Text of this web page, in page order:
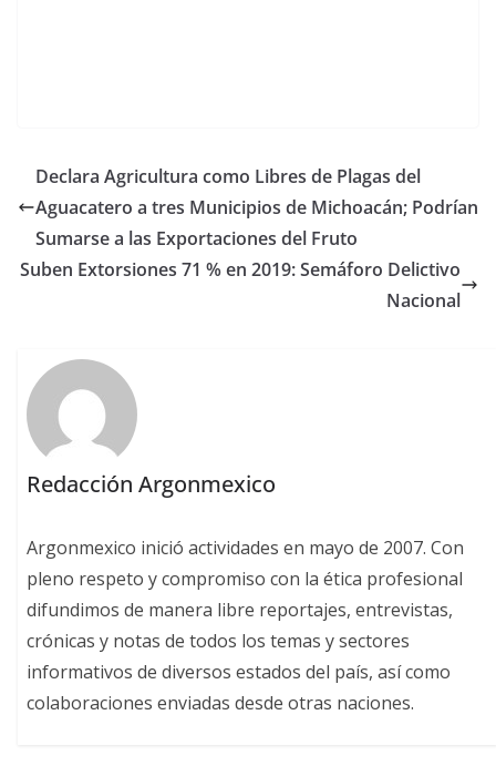
Declara Agricultura como Libres de Plagas del
Aguacatero a tres Municipios de Michoacán; Podrían
Sumarse a las Exportaciones del Fruto
Suben Extorsiones 71 % en 2019: Semáforo Delictivo
Nacional
Redacción Argonmexico
Argonmexico inició actividades en mayo de 2007. Con
pleno respeto y compromiso con la ética profesional
difundimos de manera libre reportajes, entrevistas,
crónicas y notas de todos los temas y sectores
informativos de diversos estados del país, así como
colaboraciones enviadas desde otras naciones.